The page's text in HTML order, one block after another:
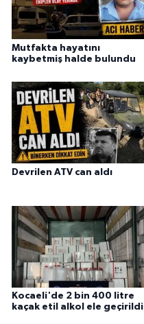
Mutfakta hayatını
kaybetmiş halde bulundu
Devrilen ATV can aldı
Kocaeli'de 2 bin 400 litre
kaçak etil alkol ele geçirildi